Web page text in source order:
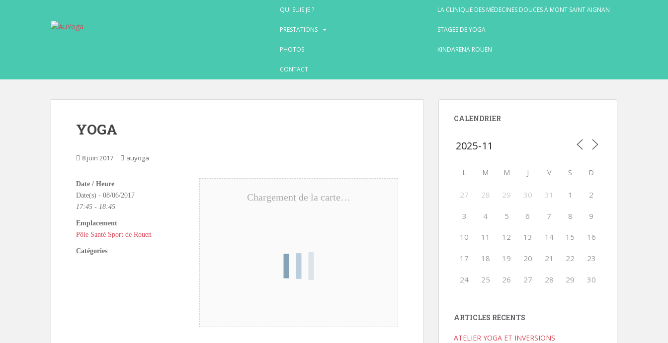
QUI SUIS JE ?
PRESTATIONS
PHOTOS
CONTACT
LA CLINIQUE DES MÉDECINES DOUCES À MONT SAINT AIGNAN
STAGES DE YOGA
KINDARENA ROUEN
YOGA
8 juin 2017 auyoga
Chargement de la carte…
Date / Heure
Date(s) - 08/06/2017
17:45 - 18:45
Emplacement
Pôle Santé Sport de Rouen
Catégories
CALENDRIER
L M M J V S D
27 28 29 30 31 1 2
3 4 5 6 7 8 9
10 11 12 13 14 15 16
17 18 19 20 21 22 23
24 25 26 27 28 29 30
ARTICLES RÉCENTS
ATELIER YOGA ET INVERSIONS